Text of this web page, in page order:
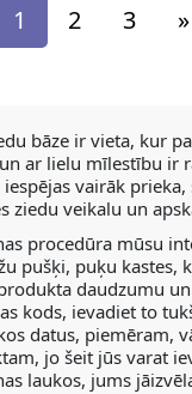
1 2 3 »
bāze ir vieta, kur
ar lielu mīlestību ir
iespējas vairāk
ziedu veikalu un
procedūra mūsu
pušķi, puķu kastes,
daudzumu
kods, ievadiet to
datus, piemēram,
jo šeit jūs varat
laukos, jums